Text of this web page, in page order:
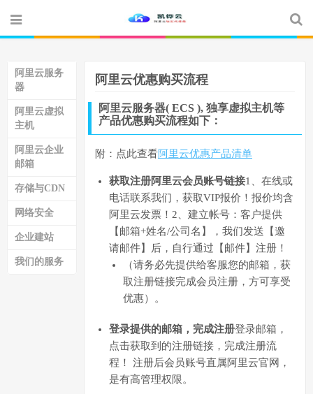
阿里云服务
器
阿里云虚拟
主机
阿里云企业
邮箱
存储与CDN
网络安全
企业建站
我们的服务
阿里云优惠购买流程
阿里云服务器( ECS ), 独享虚拟主机等
产品优惠购买流程如下：
附：点此查看阿里云优惠产品清单
获取注册阿里云会员账号链接1、在线或
电话联系我们，获取VIP报价！报价均含
阿里云发票！2、建立帐号：客户提供
【邮箱+姓名/公司名】，我们发送【邀
请邮件】后，自行通过【邮件】注册！
（请务必先提供给客服您的邮箱，获
取注册链接完成会员注册，方可享受
优惠）。
登录提供的邮箱，完成注册登录邮箱，
点击获取到的注册链接，完成注册流
程！ 注册后会员账号直属阿里云官网，
是有高管理权限。